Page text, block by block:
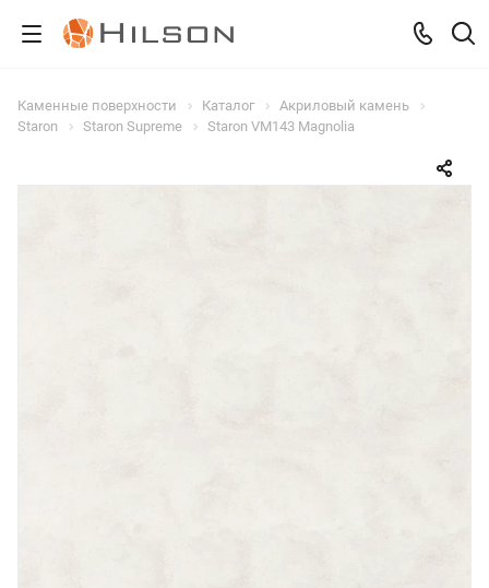
Каменные поверхности Каталог
Акриловый камень
Staron
Staron Supreme Staron VM143 Magnolia